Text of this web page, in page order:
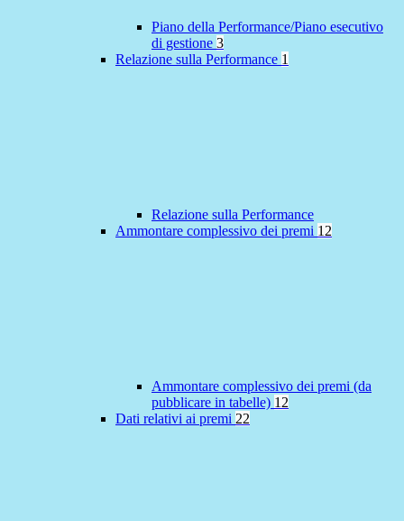
Piano della Performance/Piano esecutivo
di gestione 3
Relazione sulla Performance 1
Relazione sulla Performance
Ammontare complessivo dei premi 12
Ammontare complessivo dei premi (da
pubblicare in tabelle) 12
Dati relativi ai premi 22